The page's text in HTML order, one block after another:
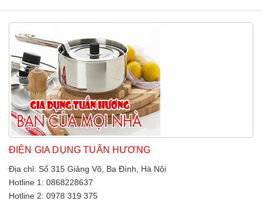
ĐIỆN GIA DỤNG TUẤN HƯƠNG
Địa chỉ: Số 315 Giảng Võ, Ba Đình, Hà Nội
Hotline 1: 0868228637
Hotline 2: 0978 319 375